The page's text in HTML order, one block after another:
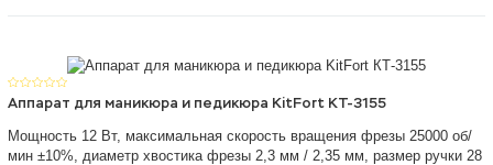
Аппарат для маникюра и педикюра KitFort КТ-3155
Мощность 12 Вт, максимальная скорость вращения фрезы 25000 об/
мин ±10%, диаметр хвостика фрезы 2,3 мм / 2,35 мм, размер ручки 28